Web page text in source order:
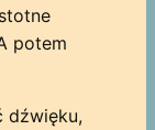
potem
dźwięku,